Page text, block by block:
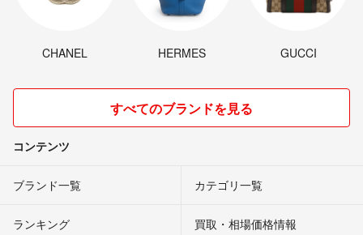
CHANEL HERMES GUCCI
すべてのブランドを見る
コンテンツ
ブランド一覧 カテゴリ一覧
ランキング 買取・相場価格情報